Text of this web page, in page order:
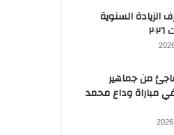
السنوية
من جماهير
مباراة وداع محمد